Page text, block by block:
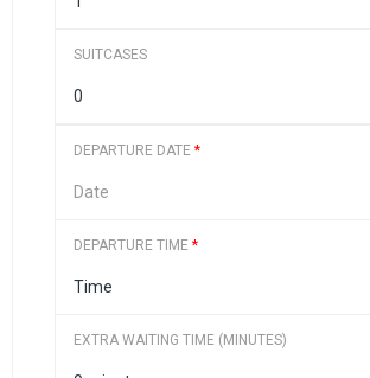
SUITCASES
DEPARTURE DATE *
DEPARTURE TIME *
EXTRA WAITING TIME (MINUTES)